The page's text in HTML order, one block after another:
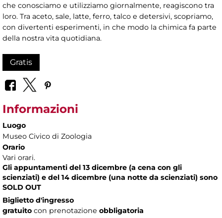
che conosciamo e utilizziamo giornalmente, reagiscono tra
loro. Tra aceto, sale, latte, ferro, talco e detersivi, scopriamo,
con divertenti esperimenti, in che modo la chimica fa parte
della nostra vita quotidiana.
Gratis
Informazioni
Luogo
Museo Civico di Zoologia
Orario
Vari orari.
Gli appuntamenti del 13 dicembre (a cena con gli
scienziati) e del 14 dicembre (una notte da scienziati) sono
SOLD OUT
Biglietto d'ingresso
gratuito con prenotazione obbligatoria